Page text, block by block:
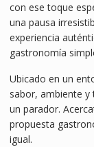
con ese toque
una pausa
experiencia
gastronomía
Ubicado en un
sabor, ambiente
un parador.
propuesta
igual.